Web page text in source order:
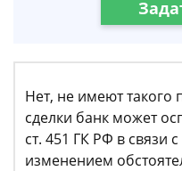
Нет, не имеют такого
сделки банк может
ст. 451 ГК РФ в связи
изменением